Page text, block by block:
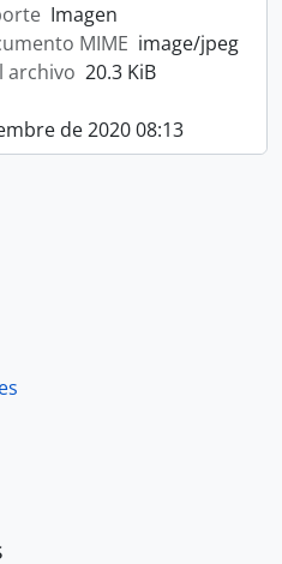
Imagen
MIME image/jpeg
archivo 20.3 KiB
de 2020 08:13